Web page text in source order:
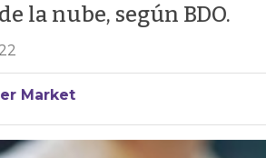
la nube, según BDO.
Market